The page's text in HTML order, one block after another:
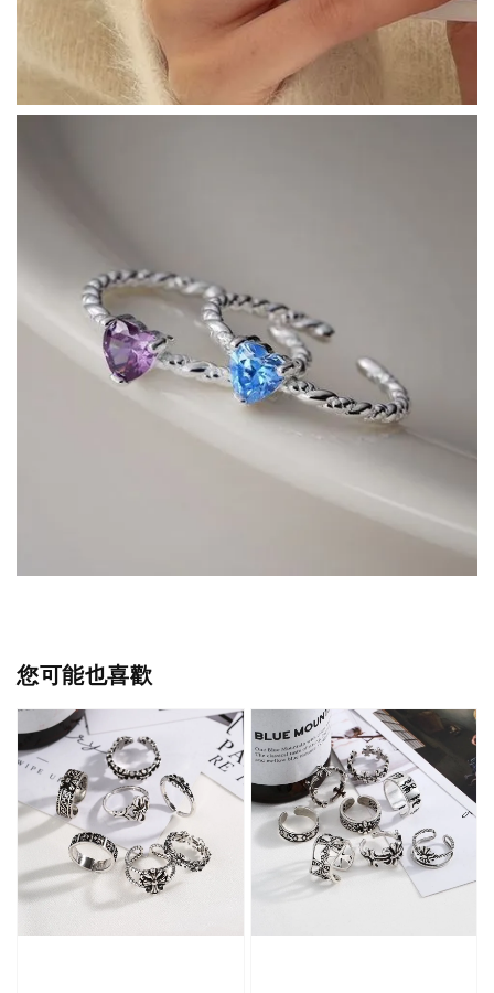
您可能也喜歡